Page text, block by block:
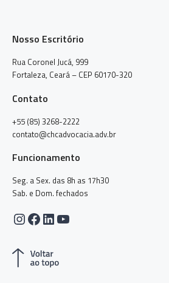
Nosso Escritório
Rua Coronel Jucá, 999
Fortaleza, Ceará – CEP 60170-320
Contato
+55 (85) 3268-2222
contato@chcadvocacia.adv.br
Funcionamento
Seg. a Sex. das 8h as 17h30
Sab. e Dom. fechados
Instagram
Facebook
LinkedIn
Youtube